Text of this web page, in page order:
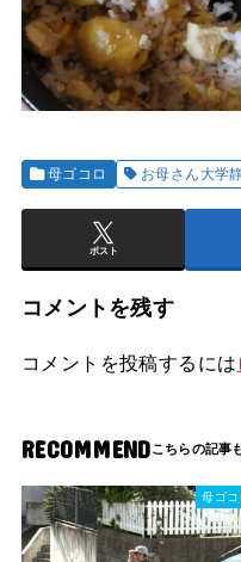
母ゴコロ お母さん大学
ポスト
コメントを残す
コメントを投稿するには
RECOMMEND
母ゴコ